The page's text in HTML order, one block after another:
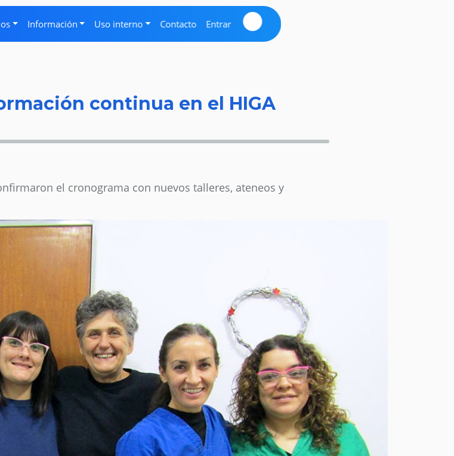
Información Uso interno Contacto Entrar
continua en el HIGA
el cronograma con nuevos talleres, ateneos y